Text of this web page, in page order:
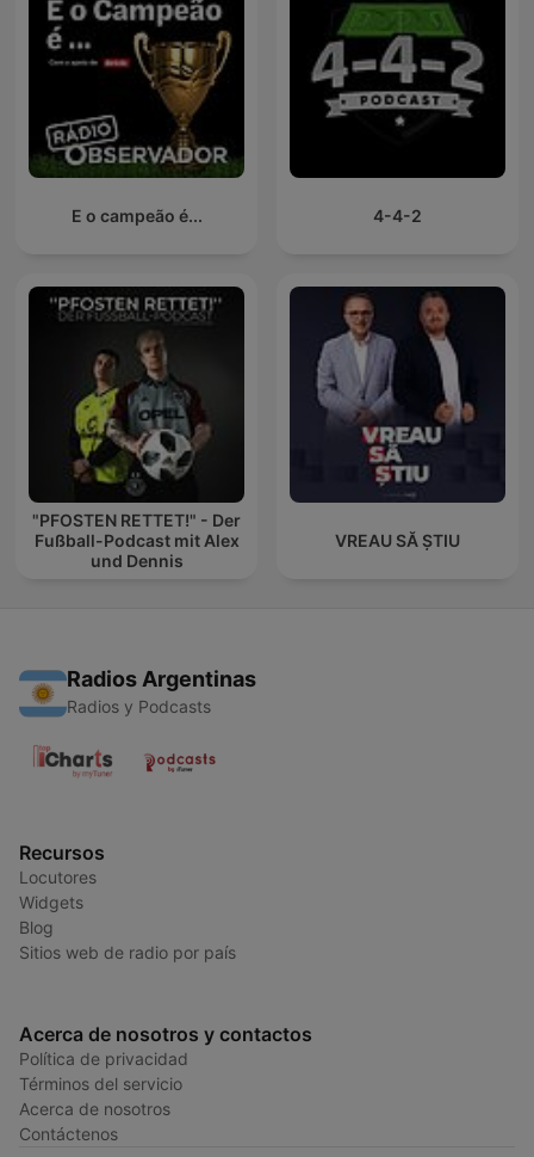
E o campeão é... 4-4-2
"PFOSTEN RETTET!" - Der
Fußball-Podcast mit Alex
und Dennis
VREAU SĂ ȘTIU
Radios Argentinas
Radios y Podcasts
Recursos
Locutores
Widgets
Blog
Sitios web de radio por país
Acerca de nosotros y contactos
Política de privacidad
Términos del servicio
Acerca de nosotros
Contáctenos